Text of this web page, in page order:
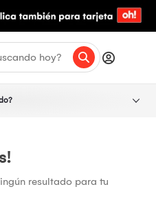
resultado para tu